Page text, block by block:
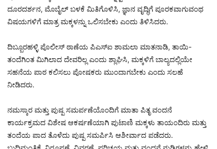
ದೂರದರ್ಶನ, ಮೊಬೈಲ್ ಬಳಕೆ ಮಿತಿಗೊಳಿಸಿ, ಜ್ಞಾನ ವೃದ್ಧಿಗೆ ಪೂರಕವಾಗುವಂಥ
ವಿಷಯಗಳಿಗೆ ಮಾತ್ರ ಮಕ್ಕಳನ್ನು ಒಲಿಸಬೇಕು ಎಂದು ತಿಳಿಸಿದರು.
ದಿಬ್ಬೂರಹಳ್ಳಿ ಪೊಲೀಸ್ ಠಾಣೆಯ ಪಿಎಸ್‌ಐ ಶಾಮಲಾ ಮಾತನಾಡಿ, ತಾಯಿ-
ತಂದೆಗಿಂತ ಮಿಗಿಲಾದ ದೇವರಿಲ್ಲ ಎಂದು ಶ್ಲಾಘಿಸಿ, ಮಕ್ಕಳಿಗೆ ಬಾಲ್ಯದಲ್ಲಿಯೇ
ಸಹನೆಯ ಪಾಠ ಕಲಿಸಲು ಪೋಷಕರು ಮುಂದಾಗಬೇಕು ಎಂದು ಸಲಹೆ
ನೀಡಿದರು.
ನಮಸ್ಕಾರ ಮತ್ತು ಪುಷ್ಪ ಸಮರ್ಪಣೆಯೊಂದಿಗೆ ಮಾತಾ ಪಿತೃ ವಂದನೆ
ಕಾರ್ಯಕ್ರಮದ ವಿಶೇಷ ಆಕರ್ಷಣೆಯಾಗಿ ಪುಟಾಣಿ ಮಕ್ಕಳು ತಾಯಂದಿರು ಮತ್ತು
ತಂದೆಯ ಪಾದ ತೊಳೆದು ಪುಷ್ಪ ಸಮರ್ಪಿಸಿ ಆಶೀರ್ವಾದ ಪಡೆದರು.